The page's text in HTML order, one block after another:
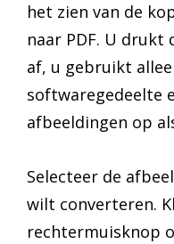
het zien van de
naar PDF. U
af, u gebruikt
softwaregedeelte
afbeeldingen op
Selecteer de
wilt converteren.
rechtermuisknop